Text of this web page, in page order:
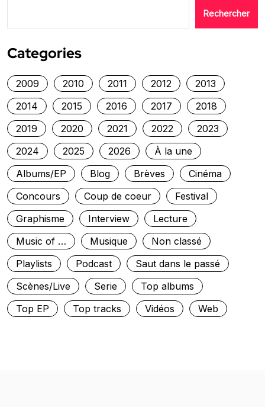
Rechercher
Categories
2009 2010 2011 2012
2013
2014
2015 2016 2017
2018
2019
2020 2021 2022
2023
2024
2025 2026
À la une
Albums/EP
Blog Brèves
Cinéma
Concours
Coup de coeur
Festival
Graphisme
Interview
Lecture
Music of …
Musique
Non classé
Playlists
Podcast
Saut dans le passé
Scènes/Live
Serie
Top albums
Top EP
Top tracks Vidéos Web